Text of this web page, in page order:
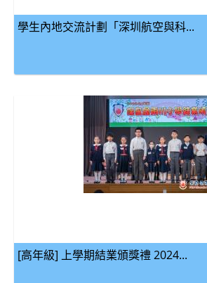
學生內地交流計劃「深圳航空與科...
[高年級] 上學期結業頒獎禮 2024...